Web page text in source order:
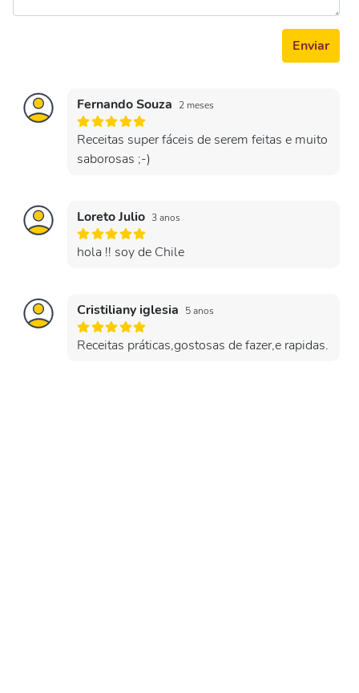
Enviar
Fernando Souza 2 meses
Receitas super fáceis de serem feitas e muito
saborosas ;-)
Loreto Julio 3 anos
hola !! soy de Chile
Cristiliany iglesia 5 anos
Receitas práticas,gostosas de fazer,e rapidas.